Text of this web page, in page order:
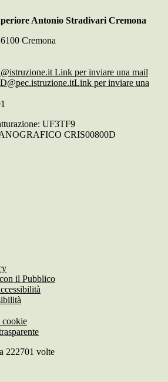
Antonio Stradivari Cremona
Cremona
Link per inviare una mail
Link per inviare una
UF3TF9
CRIS00800D
il Pubblico
cookie
222701 volte